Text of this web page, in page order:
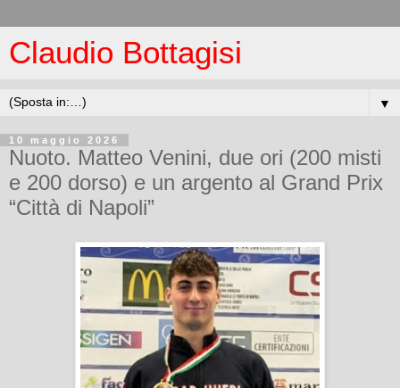
Claudio Bottagisi
▼
10 maggio 2026
Nuoto. Matteo Venini, due ori (200 misti
e 200 dorso) e un argento al Grand Prix
“Città di Napoli”